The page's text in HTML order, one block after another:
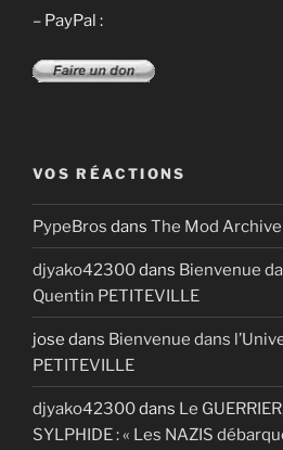
– PayPal :
VOS RÉACTIONS
PypeBros dans The Mod Archive
djyako42300dans Bienvenue
Quentin PETITEVILLE
jose dans Bienvenue dans
PETITEVILLE
djyako42300dans Le
SYLPHIDE : « Les NAZIS